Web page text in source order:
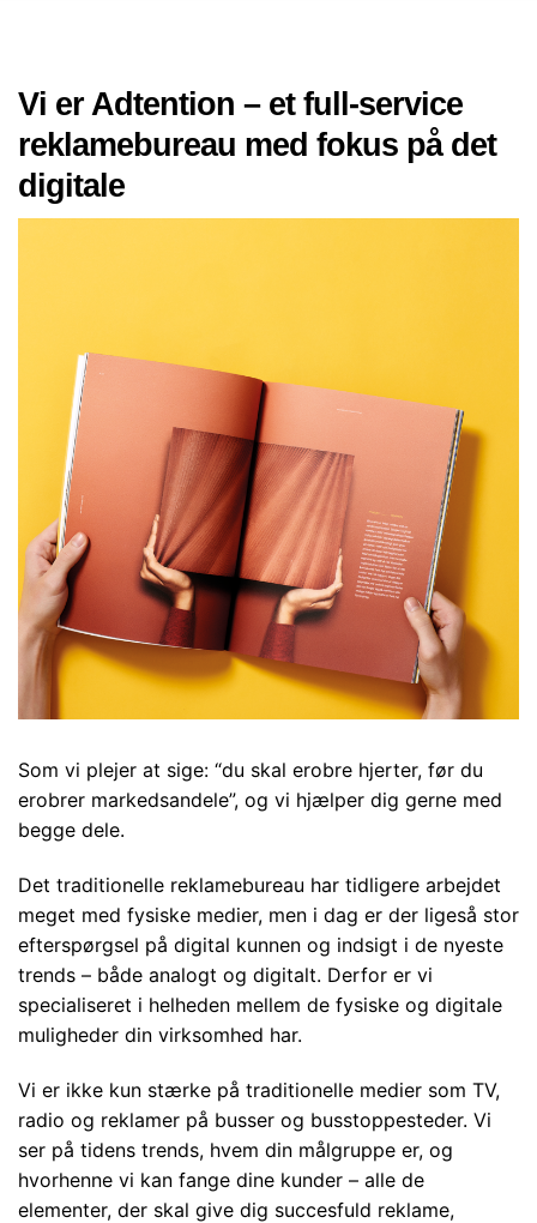
Vi er Adtention – et full-service
reklamebureau med fokus på det
digitale
Som vi plejer at sige: “du skal erobre hjerter, før du
erobrer markedsandele”, og vi hjælper dig gerne med
begge dele.
Det traditionelle reklamebureau har tidligere arbejdet
meget med fysiske medier, men i dag er der ligeså stor
efterspørgsel på digital kunnen og indsigt i de nyeste
trends – både analogt og digitalt. Derfor er vi
specialiseret i helheden mellem de fysiske og digitale
muligheder din virksomhed har.
Vi er ikke kun stærke på traditionelle medier som TV,
radio og reklamer på busser og busstoppesteder. Vi
ser på tidens trends, hvem din målgruppe er, og
hvorhenne vi kan fange dine kunder – alle de
elementer, der skal give dig succesfuld reklame,